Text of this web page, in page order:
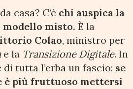
casa? C’è chi auspica la
modello misto. È la
Colao, ministro per
e la Transizione Digitale. In
tutta l’erba un fascio: se
è più fruttuoso mettersi